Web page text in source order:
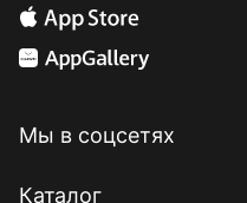
Мы в соцсетях
Каталог